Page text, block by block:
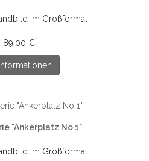
im Großformat
89,00 €*
"Ankerplatz No 1"
im Großformat